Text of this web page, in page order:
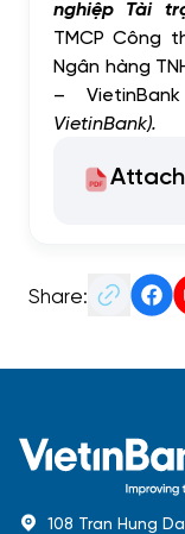
nghiệp Tài
TMCP Công
Ngân hàng
–
VietinBank).
Share:
108 Tran Hung